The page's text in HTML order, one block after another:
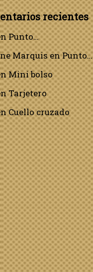
recientes
Punto…
MarquisenPunto…
Mini bolso
Tarjetero
Cuello cruzado